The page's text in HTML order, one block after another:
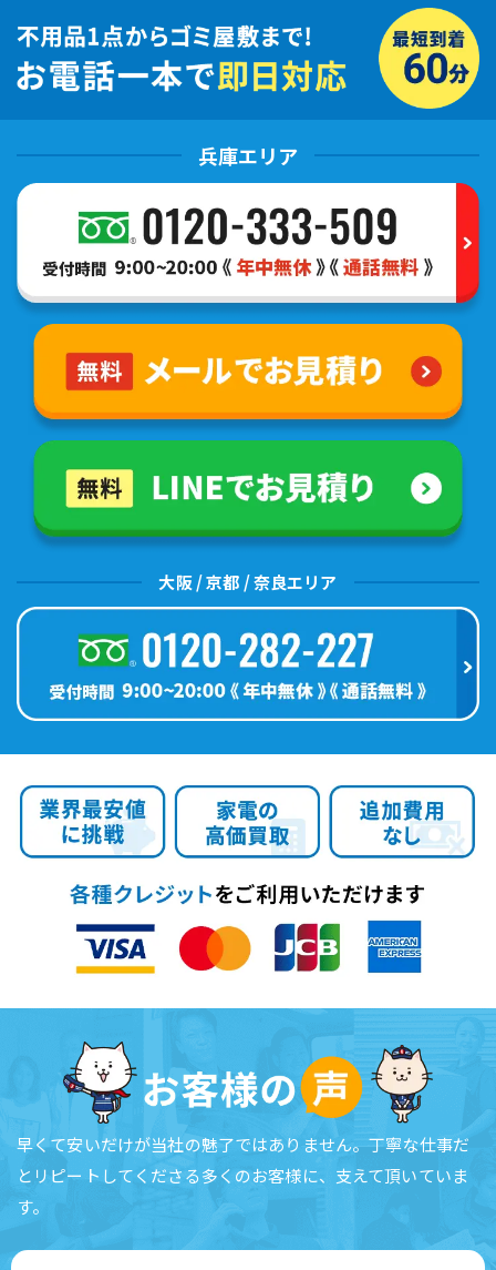
兵庫エリア
大阪 / 京都 / 奈良エリア
早くて安いだけが当社の魅了ではありません。丁寧な仕事だ
とリピートしてくださる多くのお客様に、支えて頂いていま
す。